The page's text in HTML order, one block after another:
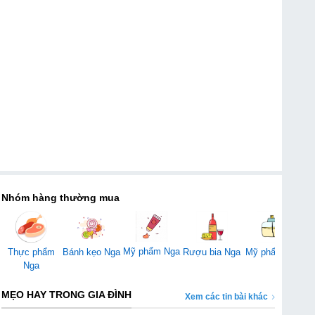
Nhóm hàng thường mua
Thực phẩm
Nga
Bánh kẹo Nga Mỹ phẩm Nga Rượu bia Nga Mỹ phẩm Mỹ
MẸO HAY TRONG GIA ĐÌNH Xem các tin bài khác